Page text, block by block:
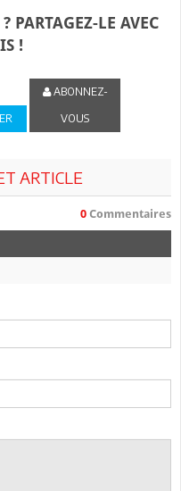
PARTAGEZ-LE AVEC
!
ABONNEZ-
VOUS
ARTICLE
0 Commentaires